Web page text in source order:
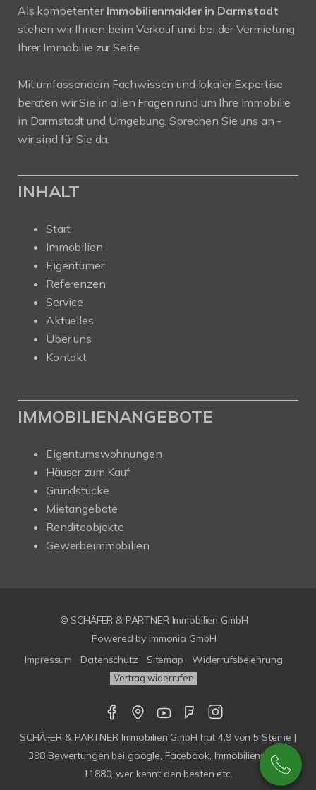
Als kompetenter Immobilienmakler in Darmstadt
stehen wir Ihnen beim Verkauf und bei der Vermietung
Ihrer Immobilie zur Seite.
Mit umfassendem Fachwissen und lokaler Expertise
beraten wir Sie in allen Fragen rund um Ihre Immobilie
in Darmstadt und Umgebung. Sprechen Sie uns an -
wir sind für Sie da.
INHALT
Start
Immobilien
Eigentümer
Referenzen
Service
Aktuelles
Über uns
Kontakt
IMMOBILIENANGEBOTE
Eigentumswohnungen
Häuser zum Kauf
Grundstücke
Mietangebote
Renditeobjekte
Gewerbeimmobilien
© SCHÄFER & PARTNER Immobilien GmbH
Powered by Immonia GmbH
Impressum
Datenschutz Sitemap Widerrufsbelehrung
Vertrag widerrufen
SCHÄFER & PARTNER Immobilien GmbH hat4,9von5 Sterne |
398 Bewertungen bei google, Facebook, Immobilienscout,
11880, wer kennt den besten etc.